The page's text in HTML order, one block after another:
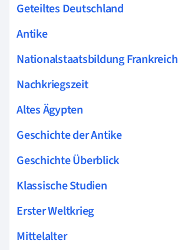
Geteiltes Deutschland
Antike
Nationalstaatsbildung Frankreich
Nachkriegszeit
Altes Ägypten
Geschichte der Antike
Geschichte Überblick
Klassische Studien
Erster Weltkrieg
Mittelalter